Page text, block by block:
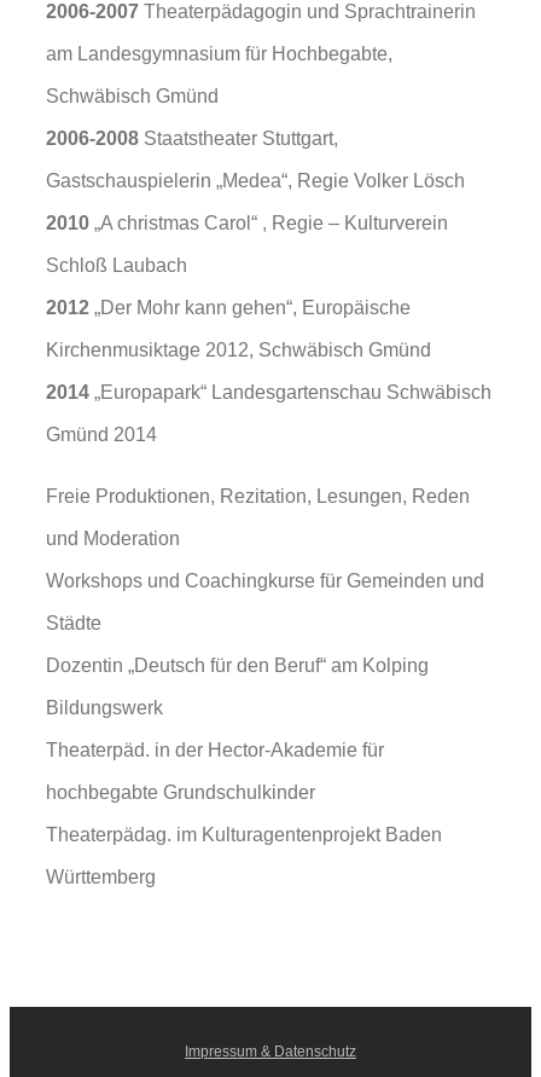
2006-2007 Theaterpädagogin und Sprachtrainerin
am Landesgymnasium für Hochbegabte,
Schwäbisch Gmünd
2006-2008 Staatstheater Stuttgart,
Gastschauspielerin „Medea“, Regie Volker Lösch
2010 „A christmas Carol“ , Regie – Kulturverein
Schloß Laubach
2012 „Der Mohr kann gehen“, Europäische
Kirchenmusiktage 2012, Schwäbisch Gmünd
2014 „Europapark“ Landesgartenschau Schwäbisch
Gmünd 2014
Freie Produktionen, Rezitation, Lesungen, Reden
und Moderation
Workshops und Coachingkurse für Gemeinden und
Städte
Dozentin „Deutsch für den Beruf“ am Kolping
Bildungswerk
Theaterpäd. in der Hector-Akademie für
hochbegabte Grundschulkinder
Theaterpädag. im Kulturagentenprojekt Baden
Württemberg
Impressum & Datenschutz